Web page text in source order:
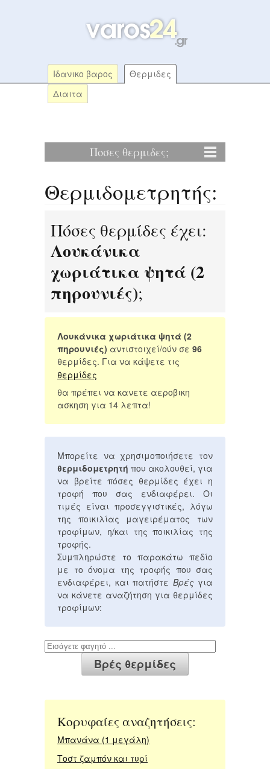
Ιδανικο βαρος
Θερμιδες
Διαιτα
Ποσες θερμιδες;
Θερμιδομετρητής:
Πόσες θερμίδες έχει:
Λουκάνικα
χωριάτικα ψητά (2
πηρουνιές);
Λουκάνικα χωριάτικα ψητά (2
πηρουνιές) αντιστοιχεί/ούν σε 96
θερμίδες. Για να κάψετε τις
θερμίδες
θα πρέπει να κανετε αεροβικη
ασκηση για 14 λεπτα!
Μπορείτε να χρησιμοποιήσετε τον
θερμιδομετρητή που ακολουθεί, για
να βρείτε πόσες θερμίδες έχει η
τροφή που σας ενδιαφέρει. Οι
τιμές είναι προσεγγιστικές, λόγω
της ποικιλίας μαγειρέματος των
τροφίμων, η/και της ποικιλίας της
τροφής.
Συμπληρώστε το παρακάτω πεδίο
με το όνομα της τροφής που σας
ενδιαφέρει, και πατήστε Βρές για
να κάνετε αναζήτηση για θερμίδες
τροφίμων:
Κορυφαίες αναζητήσεις:
Μπανάνα (1 μεγάλη)
Τοστ ζαμπόν και τυρί